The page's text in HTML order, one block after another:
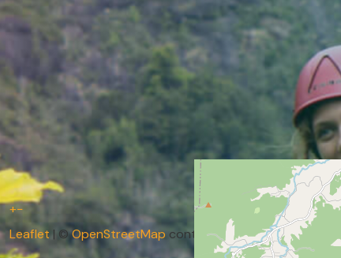
+−
Leaflet| ©OpenStreetMap contributors